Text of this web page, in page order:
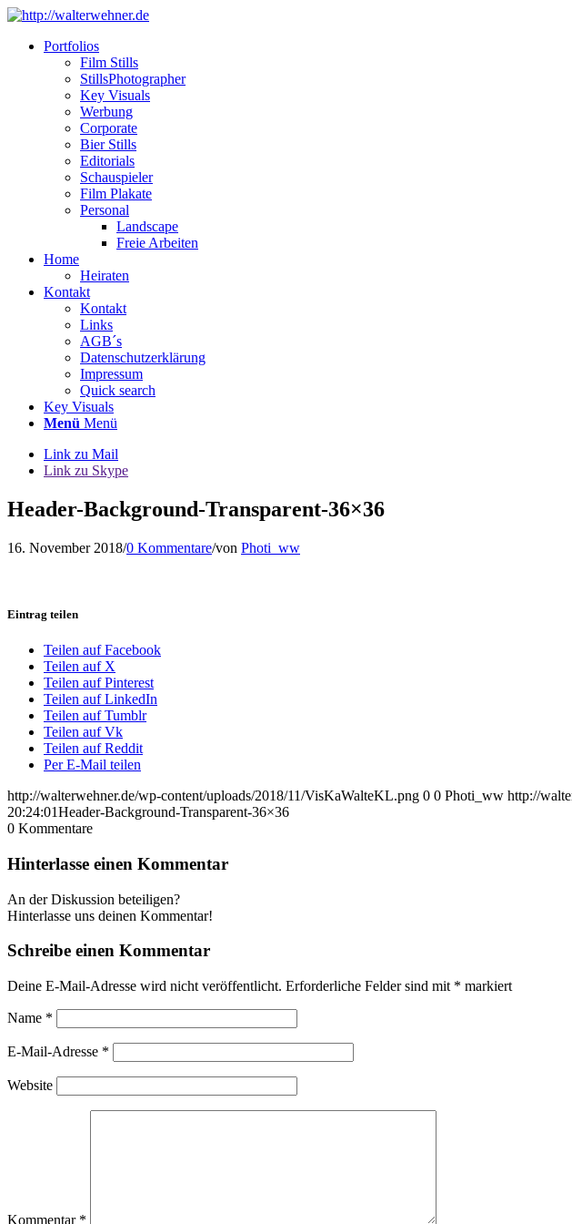
Portfolios
Film Stills
StillsPhotographer
Key Visuals
Werbung
Corporate
Bier Stills
Editorials
Schauspieler
Film Plakate
Personal
Landscape
Freie Arbeiten
Home
Heiraten
Kontakt
Kontakt
Links
AGB´s
Datenschutzerklärung
Impressum
Quick search
Key Visuals
Menü Menü
Link zu Mail
Link zu Skype
Header-Background-Transparent-36×36
16. November 2018/0 Kommentare/von Photi_ww
Eintrag teilen
Teilen auf Facebook
Teilen auf X
Teilen auf Pinterest
Teilen auf LinkedIn
Teilen auf Tumblr
Teilen auf Vk
Teilen auf Reddit
Per E-Mail teilen
http://walterwehner.de/wp-content/uploads/2018/11/VisKaWalteKL.png 0 0 Photi_ww http://
20:24:01Header-Background-Transparent-36×36
0 Kommentare
Hinterlasse einen Kommentar
An der Diskussion beteiligen?
Hinterlasse uns deinen Kommentar!
Schreibe einen Kommentar
Deine E-Mail-Adresse wird nicht veröffentlicht. Erforderliche Felder sind mit * markiert
Name *
E-Mail-Adresse *
Website
Kommentar *